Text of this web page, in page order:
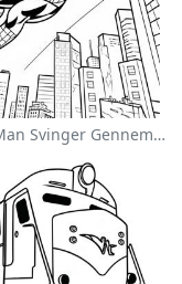
Spider Man Svinger Gennem Byen Farvelægningsside